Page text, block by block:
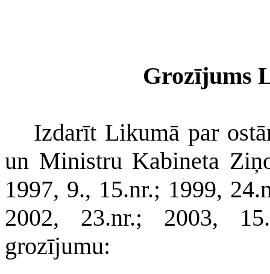
Grozījums
Izdarīt Likumā par
un Ministru Kabineta
1997, 9., 15.nr.; 1999,
2002, 23.nr.; 2003,
grozījumu: